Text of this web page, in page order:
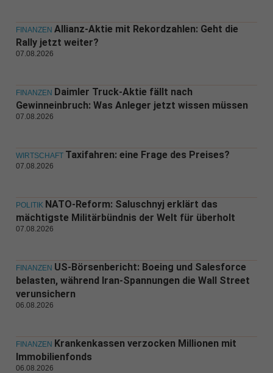
FINANZEN Allianz-Aktie mit Rekordzahlen: Geht die
Rally jetzt weiter?
07.08.2026
FINANZEN Daimler Truck-Aktie fällt nach
Gewinneinbruch: Was Anleger jetzt wissen müssen
07.08.2026
WIRTSCHAFT Taxifahren: eine Frage des Preises?
07.08.2026
POLITIK NATO-Reform: Saluschnyj erklärt das
mächtigste Militärbündnis der Welt für überholt
07.08.2026
FINANZEN US-Börsenbericht: Boeing und Salesforce
belasten, während Iran-Spannungen die Wall Street
verunsichern
06.08.2026
FINANZEN Krankenkassen verzocken Millionen mit
Immobilienfonds
06.08.2026